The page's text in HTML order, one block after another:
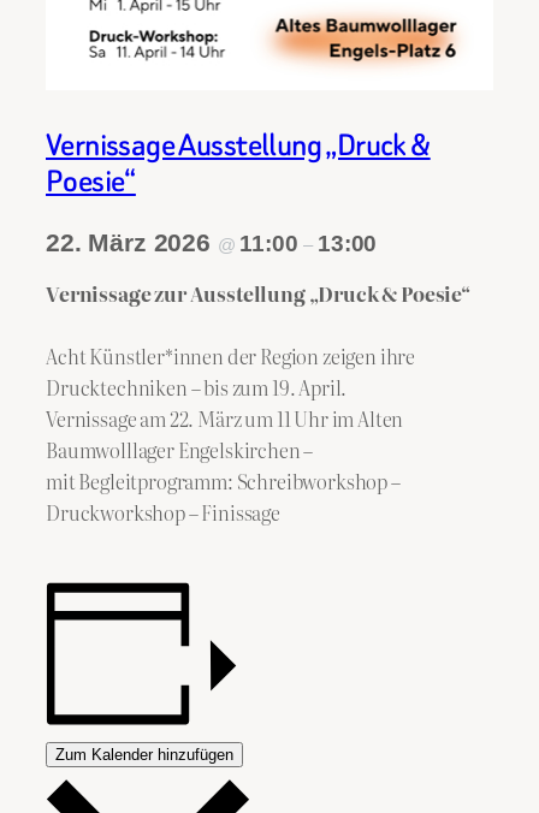
Vernissage Ausstellung „Druck &
Poesie“
22. März 2026 @ 11:00– 13:00
Vernissage zurAusstellung „Druck & Poesie“
Acht Künstler*innen der Region zeigen ihre
Drucktechniken – bis zum 19. April.
Vernissage am 22. März um 11 Uhr im Alten
Baumwolllager Engelskirchen –
mit Begleitprogramm: Schreibworkshop –
Druckworkshop – Finissage
Zum Kalender hinzufügen